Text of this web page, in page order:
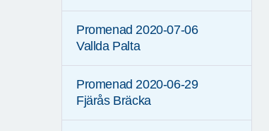
Promenad 2020-07-06
Vallda Palta
Promenad 2020-06-29
Fjärås Bräcka